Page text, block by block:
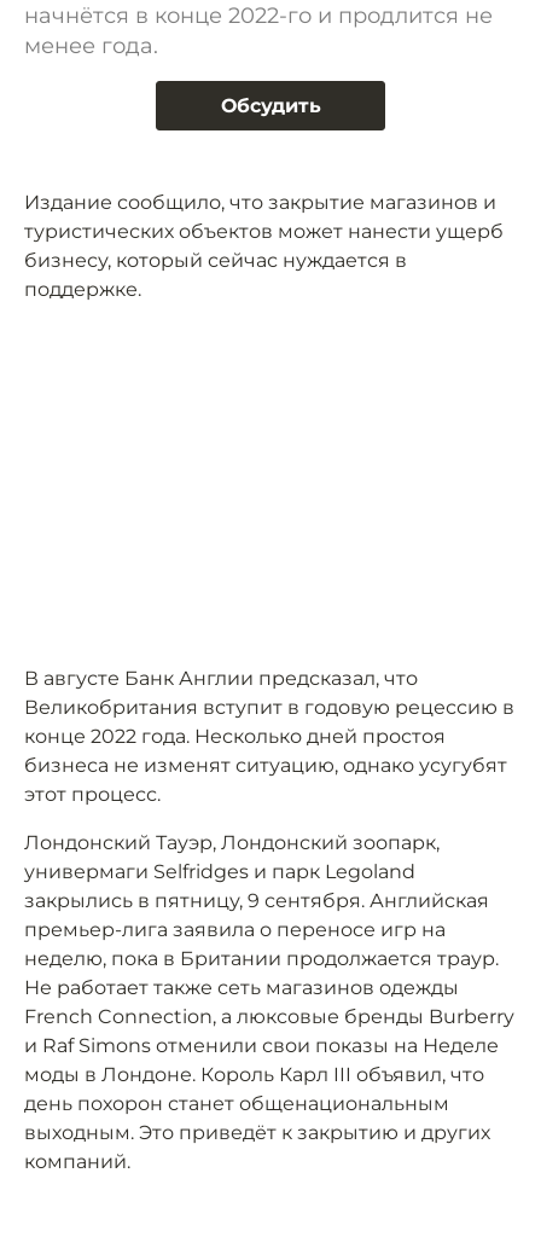
начнётся в конце 2022-го и продлится не
менее года.
Обсудить
Издание сообщило, что закрытие магазинов и
туристических объектов может нанести ущерб
бизнесу, который сейчас нуждается в
поддержке.
В августе Банк Англии предсказал, что
Великобритания вступит в годовую рецессию в
конце 2022 года. Несколько дней простоя
бизнеса не изменят ситуацию, однако усугубят
этот процесс.
Лондонский Тауэр, Лондонский зоопарк,
универмаги Selfridges и парк Legoland
закрылись в пятницу, 9 сентября. Английская
премьер-лига заявила о переносе игр на
неделю, пока в Британии продолжается траур.
Не работает также сеть магазинов одежды
French Connection, а люксовые бренды Burberry
и Raf Simons отменили свои показы на Неделе
моды в Лондоне. Король Карл III объявил, что
день похорон станет общенациональным
выходным. Это приведёт к закрытию и других
компаний.